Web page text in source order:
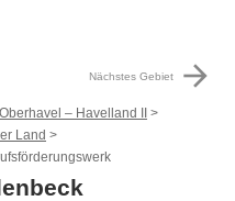
Nächstes Gebiet arrow_forward
– Havelland II
Land